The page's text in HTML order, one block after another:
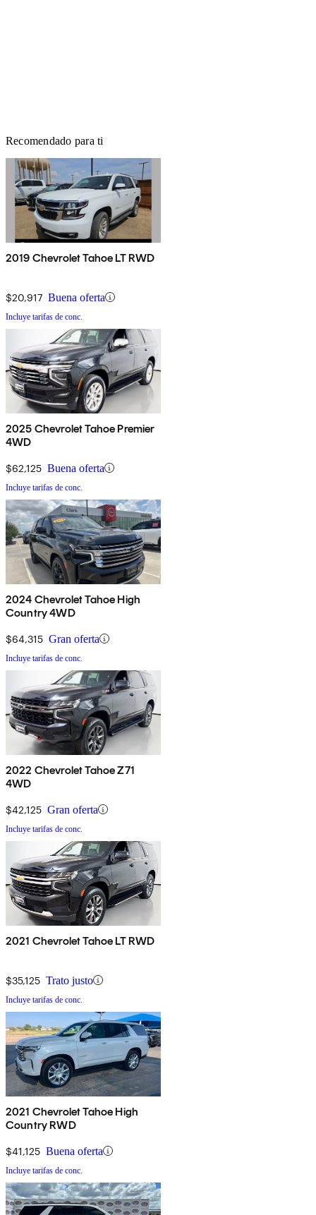
Recomendado para ti
2019 Chevrolet Tahoe LT RWD
$20,917 Buena oferta
Incluye tarifas de conc.
2025 Chevrolet Tahoe Premier
4WD
$62,125 Buena oferta
Incluye tarifas de conc.
2024 Chevrolet Tahoe High
Country 4WD
$64,315 Gran oferta
Incluye tarifas de conc.
2022 Chevrolet Tahoe Z71
4WD
$42,125 Gran oferta
Incluye tarifas de conc.
2021 Chevrolet Tahoe LT RWD
$35,125 Trato justo
Incluye tarifas de conc.
2021 Chevrolet Tahoe High
Country RWD
$41,125 Buena oferta
Incluye tarifas de conc.